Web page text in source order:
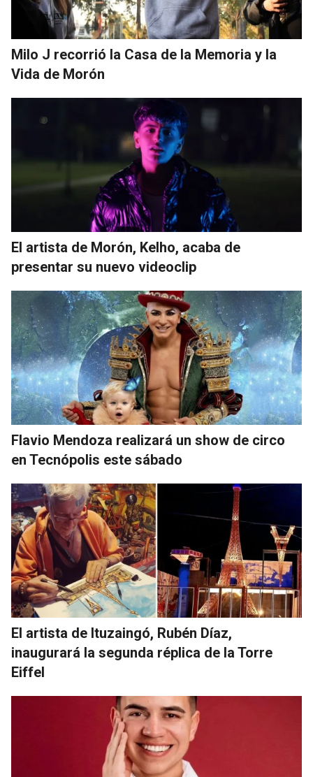
Milo J recorrió la Casa de la Memoria y la
Vida de Morón
El artista de Morón, Kelho, acaba de
presentar su nuevo videoclip
Flavio Mendoza realizará un show de circo
en Tecnópolis este sábado
El artista de Ituzaingó, Rubén Díaz,
inaugurará la segunda réplica de la Torre
Eiffel